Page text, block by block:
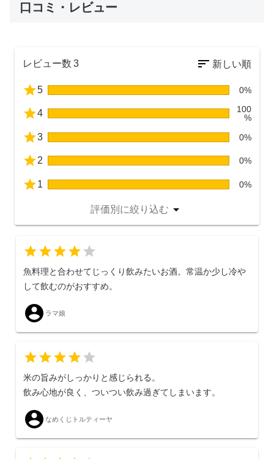
口コミ・レビュー
レビュー数 3
5 0%
4
100
%
3 0%
2 0%
1 0%
評価別に絞り込む
魚料理と合わせてじっくり飲みたいお酒。常温か少し冷や
して飲むのがおすすめ。
ラマ娘
米の旨みがしっかりと感じられる。
飲み心地が良く、ついつい飲み過ぎてしまいます。
なめくじトルティーヤ